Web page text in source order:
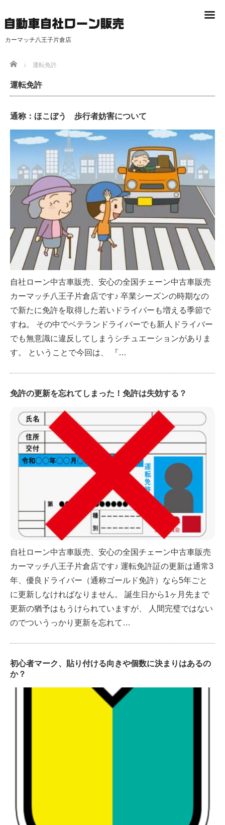
カーマッチ八王子片倉店
Home 運転免許
運転免許
通称：ほこぼう 歩行者妨害について
自社ローン中古車販売、安心の全国チェーン中古車販売
カーマッチ八王子片倉店です♪ 卒業シーズンの時期なの
で新たに免許を取得した若いドライバーも増える季節で
すね。 その中でベテランドライバーでも新人ドライバー
でも無意識に違反してしまうシチュエーションがありま
す。 ということで今回は、 『…
免許の更新を忘れてしまった！免許は失効する？
自社ローン中古車販売、安心の全国チェーン中古車販売
カーマッチ八王子片倉店です♪ 運転免許証の更新は通常3
年、優良ドライバー（通称ゴールド免許）なら5年ごと
に更新しなければなりません。 誕生日から1ヶ月先まで
更新の猶予はもうけられていますが、 人間完璧ではない
のでついうっかり更新を忘れて…
初心者マーク、貼り付ける向きや個数に決まりはあるの
か？